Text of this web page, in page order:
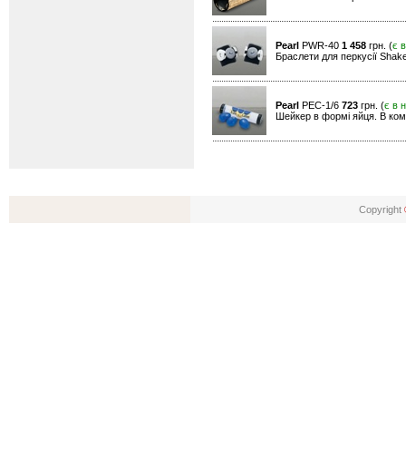
Pearl PWR-40 1 458 грн. (є
Браслети для перкусії
Pearl PEC-1/6 723 грн. (є в
Шейкер в формі яйця. В
Copyright